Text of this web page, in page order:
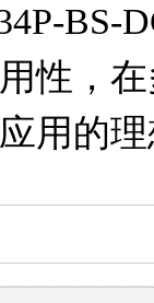
BS-
性，
用的